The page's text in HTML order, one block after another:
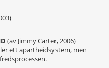
(av Jimmy Carter, 2006)
ett apartheidsystem, men